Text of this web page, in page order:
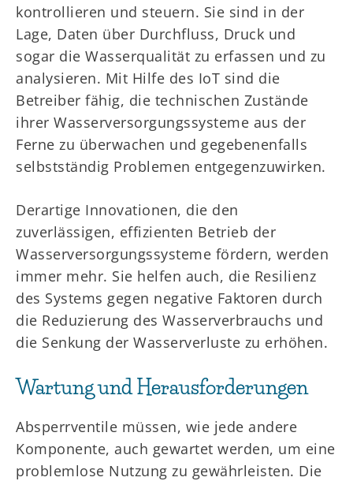
kontrollieren und steuern. Sie sind in der
Lage, Daten über Durchfluss, Druck und
sogar die Wasserqualität zu erfassen und zu
analysieren. Mit Hilfe des IoT sind die
Betreiber fähig, die technischen Zustände
ihrer Wasserversorgungssysteme aus der
Ferne zu überwachen und gegebenenfalls
selbstständig Problemen entgegenzuwirken.
Derartige Innovationen, die den
zuverlässigen, effizienten Betrieb der
Wasserversorgungssysteme fördern, werden
immer mehr. Sie helfen auch, die Resilienz
des Systems gegen negative Faktoren durch
die Reduzierung des Wasserverbrauchs und
die Senkung der Wasserverluste zu erhöhen.
Wartung und Herausforderungen
Absperrventile müssen, wie jede andere
Komponente, auch gewartet werden, um eine
problemlose Nutzung zu gewährleisten. Die